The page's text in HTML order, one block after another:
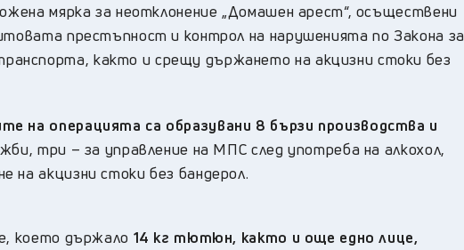
мярка за неотклонение „Домашен арест“, осъществени
престъпност и контрол на нарушенията по Закона за
както и срещу държането на акцизни стоки без
на операцията са образувани 8 бързи производства и
три – за управление на МПС след употреба на алкохол,
на акцизни стоки без бандерол.
което държало 14 кг тютюн, както и още едно лице,